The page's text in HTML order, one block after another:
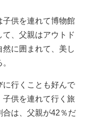
供を連れて博物館
、父親はアウトド
に囲まれて、美し
行くことも好んで
供を連れて行く旅
合は、父親が42％だ